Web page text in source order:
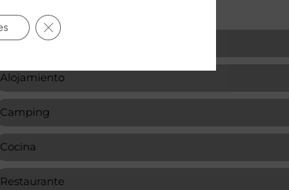
Pet Friendly
Alojamiento
Camping
Cocina
Restaurante
Cerrar el banner de cookies RGPD